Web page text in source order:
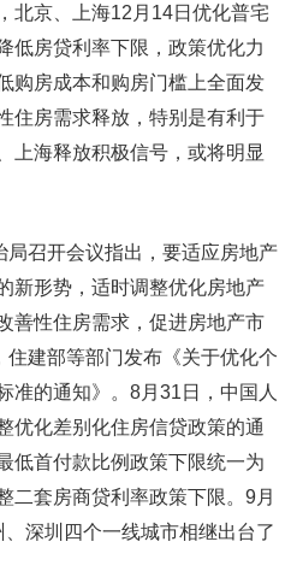
北京、上海12月14日优化普宅
低房贷利率下限，政策优化力
购房成本和购房门槛上全面发
住房需求释放，特别是有利于
上海释放积极信号，或将明显
召开会议指出，要适应房地产
新形势，适时调整优化房地产
善性住房需求，促进房地产市
建部等部门发布《关于优化个
准的通知》。8月31日，中国人
优化差别化住房信贷政策的通
低首付款比例政策下限统一为
二套房商贷利率政策下限。9月
深圳四个一线城市相继出台了